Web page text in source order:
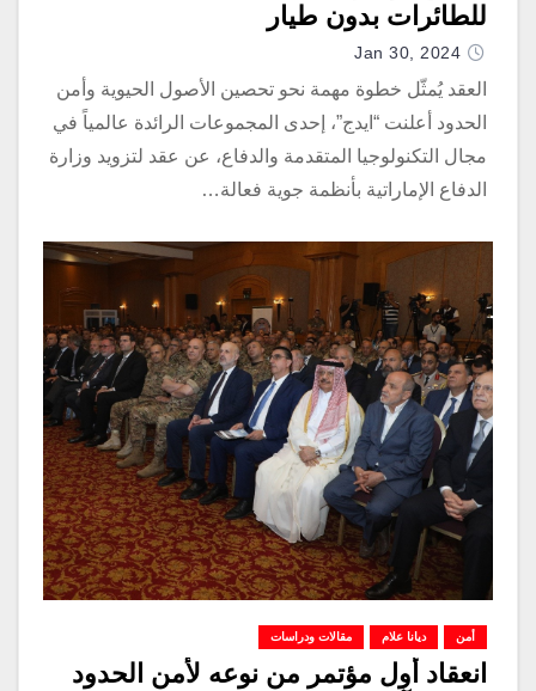
للطائرات بدون طيار
Jan 30, 2024
العقد يُمثّل خطوة مهمة نحو تحصين الأصول الحيوية وأمن
الحدود أعلنت “ايدج”، إحدى المجموعات الرائدة عالمياً في
مجال التكنولوجيا المتقدمة والدفاع، عن عقد لتزويد وزارة
الدفاع الإماراتية بأنظمة جوية فعالة…
أمن ديانا علام مقالات ودراسات
انعقاد أول مؤتمر من نوعه لأمن الحدود